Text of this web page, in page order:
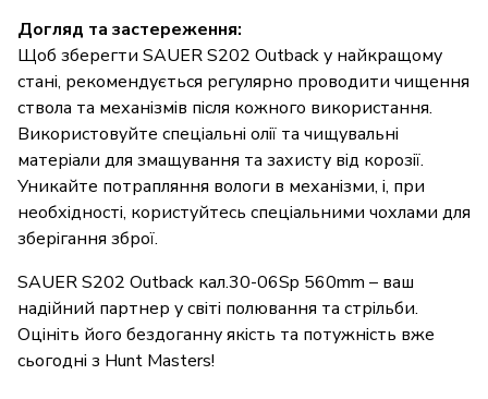
Догляд та застереження:
Щоб зберегти SAUER S202 Outback у найкращому
стані, рекомендується регулярно проводити чищення
ствола та механізмів після кожного використання.
Використовуйте спеціальні олії та чищувальні
матеріали для змащування та захисту від корозії.
Уникайте потрапляння вологи в механізми, і, при
необхідності, користуйтесь спеціальними чохлами для
зберігання зброї.
SAUER S202 Outback кал.30-06Sp 560mm – ваш
надійний партнер у світі полювання та стрільби.
Оцініть його бездоганну якість та потужність вже
сьогодні з Hunt Masters!